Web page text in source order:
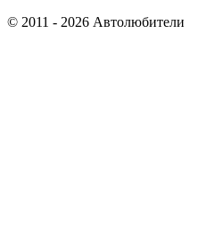
© 2011 - 2026 Автолюбители